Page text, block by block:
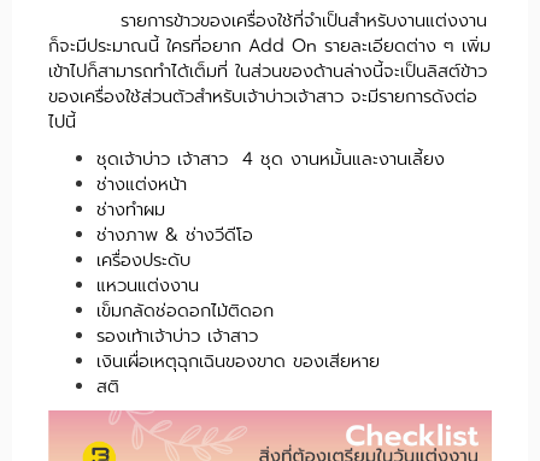
รายการข้าวของเครื่องใช้ที่จำเป็นสำหรับงานแต่งงาน
ก็จะมีประมาณนี้ ใครที่อยาก Add On รายละเอียดต่าง ๆ เพิ่ม
เข้าไปก็สามารถทำได้เต็มที่ ในส่วนของด้านล่างนี้จะเป็นลิสต์ข้าว
ของเครื่องใช้ส่วนตัวสำหรับเจ้าบ่าวเจ้าสาว จะมีรายการดังต่อ
ไปนี้
ชุดเจ้าบ่าว เจ้าสาว 4 ชุด งานหมั้นและงานเลี้ยง
ช่างแต่งหน้า
ช่างทำผม
ช่างภาพ & ช่างวีดีโอ
เครื่องประดับ
แหวนแต่งงาน
เข็มกลัดช่อดอกไม้ติดอก
รองเท้าเจ้าบ่าว เจ้าสาว
เงินเผื่อเหตุฉุกเฉินของขาด ของเสียหาย
สติ